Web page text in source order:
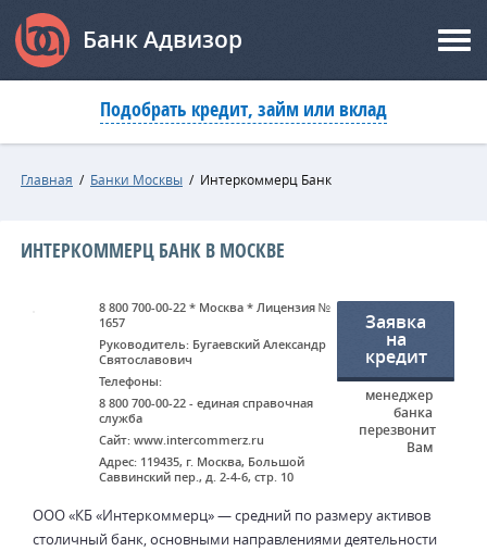
Банк Адвизор
Подобрать кредит, займ или вклад
Главная / Банки Москвы / Интеркоммерц Банк
ИНТЕРКОММЕРЦ БАНК В МОСКВЕ
8 800 700-00-22 * Москва * Лицензия №
1657
Руководитель: Бугаевский Александр
Святославович
Телефоны:
8 800 700-00-22 - единая справочная
служба
Сайт: www.intercommerz.ru
Адрес: 119435, г. Москва, Большой
Саввинский пер., д.2-4-6, стр. 10
Заявка
на
кредит
менеджер
банка
перезвонит
Вам
ООО «КБ «Интеркоммерц» — средний по размеру активов
столичный банк, основными направлениями деятельности